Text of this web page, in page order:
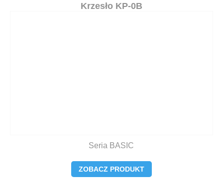
Podstawy do stołówKrzesło KP-0B
Seria BASIC
ZOBACZ PRODUKT